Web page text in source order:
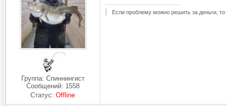
Группа: Спиннингист
Сообщений: 1558
Статус:Offline
Если проблему можно решить за деньги,